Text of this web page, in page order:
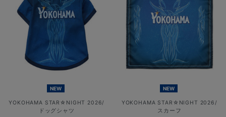
NEW
YOKOHAMA STAR☆NIGHT 2026/
ドッグシャツ
NEW
YOKOHAMA STAR☆NIGHT 2026/
スカーフ